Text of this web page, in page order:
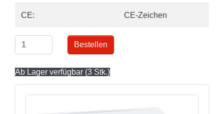
CE: CE-Zeichen
Bestellen
Ab Lager verfügbar (3 Stk.)